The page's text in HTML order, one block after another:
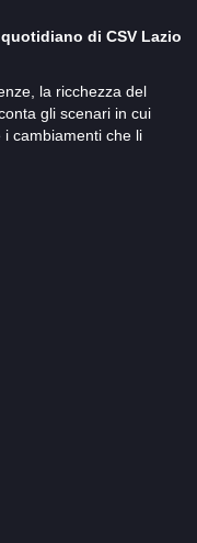
di CSV Lazio
la ricchezza del
gli scenari in cui
cambiamenti che li